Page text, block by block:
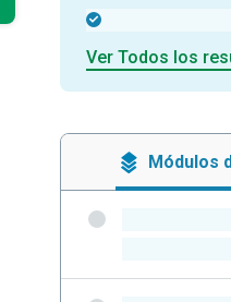
Ver Todos los
Módulos